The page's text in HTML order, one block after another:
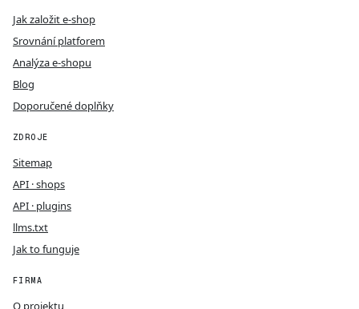
Jak založit e-shop
Srovnání platforem
Analýza e-shopu
Blog
Doporučené doplňky
ZDROJE
Sitemap
API · shops
API · plugins
llms.txt
Jak to funguje
FIRMA
O projektu